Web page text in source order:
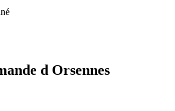
d Orsennes